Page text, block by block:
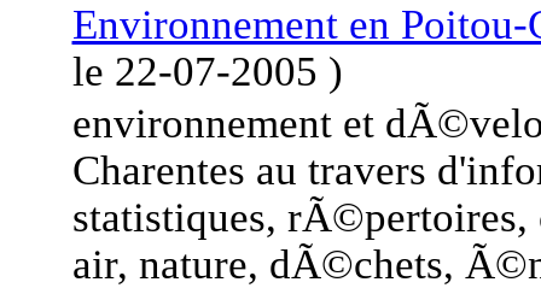
Environnement en Poitou-
le 22-07-2005 )
environnement et
Charentes au travers
statistiques, rÃ©pertoires,
air, nature, dÃ©chets,